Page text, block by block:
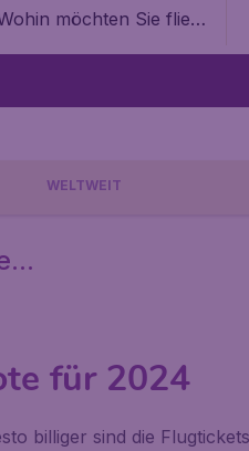
WELTWEIT
für 2024
billiger sind die